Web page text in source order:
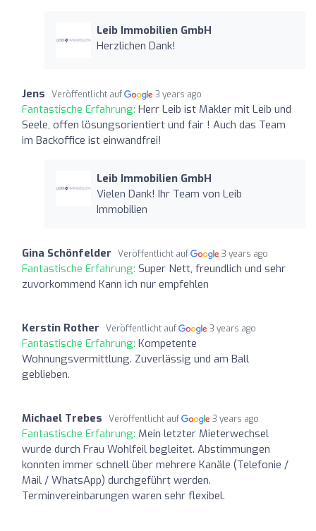
Leib Immobilien GmbH
Herzlichen Dank!
Jens Veröffentlicht auf 3 years ago
Fantastische Erfahrung: Herr Leib ist Makler mit Leib und
Seele, offen lösungsorientiert und fair ! Auch das Team
im Backoffice ist einwandfrei!
Leib Immobilien GmbH
Vielen Dank! Ihr Team von Leib
Immobilien
Gina Schönfelder Veröffentlicht auf 3 years ago
Fantastische Erfahrung: Super Nett, freundlich und sehr
zuvorkommend Kann ich nur empfehlen
Kerstin Rother Veröffentlicht auf 3 years ago
Fantastische Erfahrung: Kompetente
Wohnungsvermittlung. Zuverlässig und am Ball
geblieben.
Michael Trebes Veröffentlicht auf 3 years ago
Fantastische Erfahrung: Mein letzter Mieterwechsel
wurde durch Frau Wohlfeil begleitet. Abstimmungen
konnten immer schnell über mehrere Kanäle (Telefonie /
Mail / WhatsApp) durchgeführt werden.
Terminvereinbarungen waren sehr flexibel.